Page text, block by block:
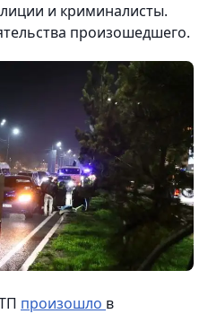
и криминалисты.
произошедшего.
произошло в